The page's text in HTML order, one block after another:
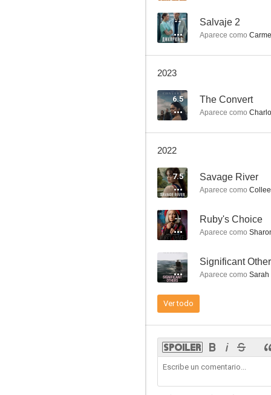
Sueños mágicos
7.3
7.1
Naturaleza salvaje
6.0
-- Salvaje 2
Aparece como
2023
6.5 The Convert
Aparece como
2022
7.5 Savage River
Aparece como
-- Ruby's Choice
Aparece como
-- Significant
Aparece como Sarah
Ver todo